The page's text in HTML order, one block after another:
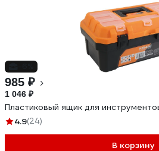
985 ₽
1 046 ₽
Пластиковый ящик для
4.9(24)
В корзину